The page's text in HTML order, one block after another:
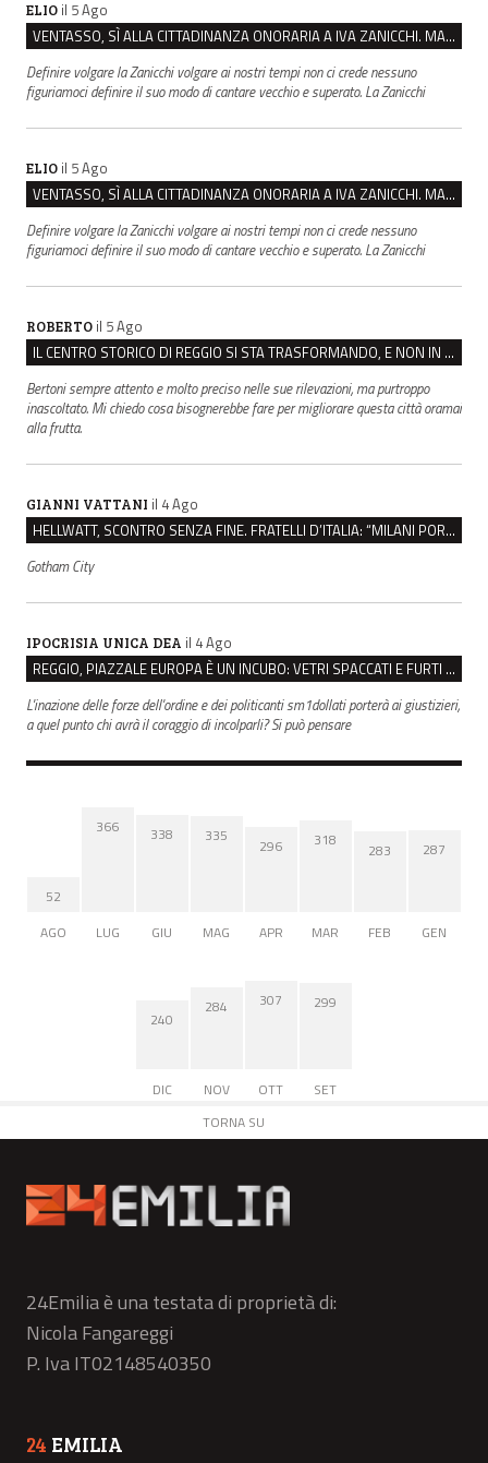
ELIO il 5 Ago
VENTASSO, SÌ ALLA CITTADINANZA ONORARIA A IVA ZANICCHI. MA BARGIACCHI: “È DI PESSIMO GUSTO”
Definire volgare la Zanicchi volgare ai nostri tempi non ci crede nessuno
figuriamoci definire il suo modo di cantare vecchio e superato. La Zanicchi
ELIO il 5 Ago
VENTASSO, SÌ ALLA CITTADINANZA ONORARIA A IVA ZANICCHI. MA BARGIACCHI: “È DI PESSIMO GUSTO”
Definire volgare la Zanicchi volgare ai nostri tempi non ci crede nessuno
figuriamoci definire il suo modo di cantare vecchio e superato. La Zanicchi
ROBERTO il 5 Ago
IL CENTRO STORICO DI REGGIO SI STA TRASFORMANDO, E NON IN MEGLIO
Bertoni sempre attento e molto preciso nelle sue rilevazioni, ma purtroppo
inascoltato. Mi chiedo cosa bisognerebbe fare per migliorare questa città oramai
alla frutta.
GIANNI VATTANI il 4 Ago
HELLWATT, SCONTRO SENZA FINE. FRATELLI D’ITALIA: “MILANI PORTA DOCUMENTI, DE FRANCO INSULTI”
Gotham City
IPOCRISIA UNICA DEA il 4 Ago
REGGIO, PIAZZALE EUROPA È UN INCUBO: VETRI SPACCATI E FURTI SULLE AUTO IN SOSTA
L'inazione delle forze dell'ordine e dei politicanti sm1dollati porterà ai giustizieri,
a quel punto chi avrà il coraggio di incolparli? Si può pensare
52
AGO
366
LUG
338
GIU
335
MAG
296
APR
318
MAR
283
FEB
287
GEN
240
DIC
284
NOV
307
OTT
299
SET
TORNA SU
24Emilia è una testata di proprietà di:
Nicola Fangareggi
P. Iva IT02148540350
24 EMILIA